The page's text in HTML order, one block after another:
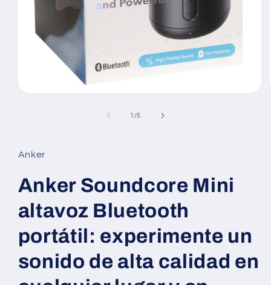
1 /de
5
Anker
Anker Soundcore Mini
altavoz Bluetooth
portátil: experimente un
sonido de alta calidad en